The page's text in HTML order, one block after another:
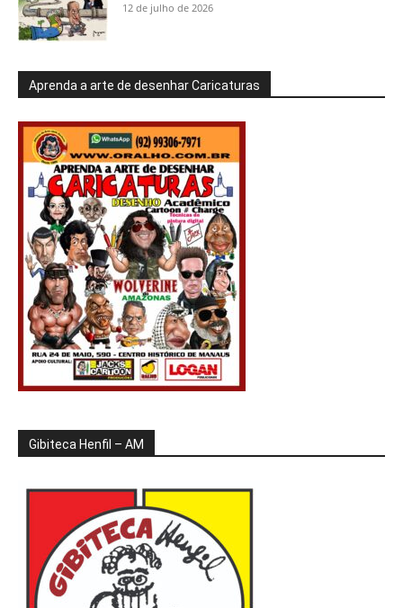
12 de julho de 2026
Aprenda a arte de desenhar Caricaturas
Gibiteca Henfil – AM